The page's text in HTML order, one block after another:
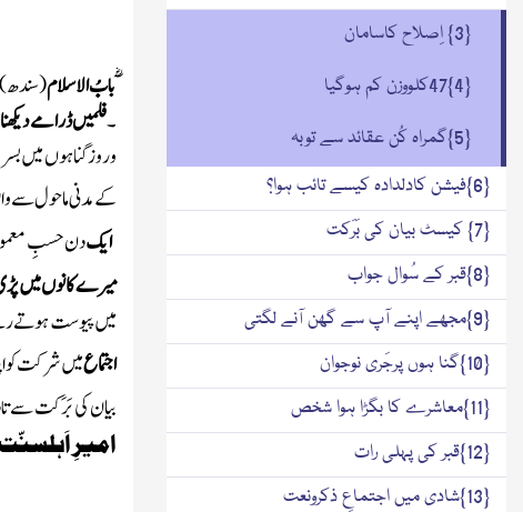
بابُ الاسلام(سندھ )
۔فلمیں ڈرامے
وروزگناہوں میں
کے مدنی ماحول سے
ایکدن حسبِ
میرے کانوں میں پڑی
میں پیوست ہوتے
اجتماعمیں شرکت
بیان کی بَرَکت سے
امیرِ
{3} اِصلاح کاسامان
{4}47کلووزن کم ہوگیا
{5}گمراہ کُن عقائد سے توبہ
{6}فیشن کادلدادہ کیسے تائب ہوا؟
{7} کیسٹ بیان کی بَرَکت
{8}قبر کے سُوال جواب
{9}مجھے اپنے آپ سے گھن آنے لگتی
{10}گنا ہوں پرجَری نوجوان
{11}معاشرے کا بگڑا ہوا شخص
{12}قبر کی پہلی رات
{13}شادی میں اجتماعِ ذکرونعت